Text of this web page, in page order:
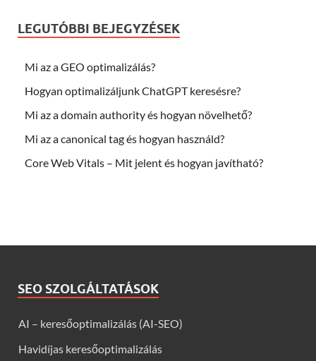
LEGUTÓBBI BEJEGYZÉSEK
Mi az a GEO optimalizálás?
Hogyan optimalizáljunk ChatGPT keresésre?
Mi az a domain authority és hogyan növelhető?
Mi az a canonical tag és hogyan használd?
Core Web Vitals – Mit jelent és hogyan javítható?
SEO SZOLGÁLTATÁSOK
AI – keresőoptimalizálás (AI-SEO)
Havidíjas keresőoptimalizálás